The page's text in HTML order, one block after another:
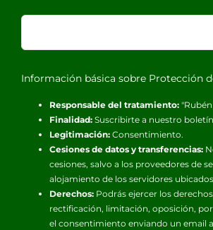
Información básica sobre Protección
Responsable del tratamiento:"Rubén
Finalidad:Suscribirte a nuestro
Legitimación:Consentimiento.
Cesiones de datos y transferencias:
cesiones, salvo a los proveedores de
alojamiento de los servidores
Derechos:Podrás ejercer los
rectificación, limitación, oposición,
el consentimiento enviando un email a